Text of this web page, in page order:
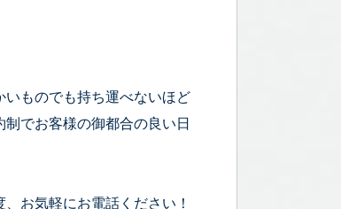
ものでも持ち運べないほど
でお客様の御都合の良い日
お気軽にお電話ください！